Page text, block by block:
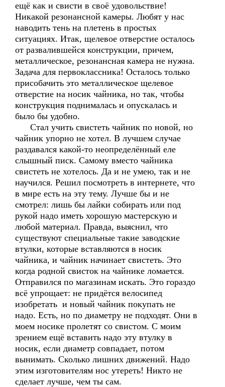
ещё как и свисти в своё удовольствие!
Никакой резонансной камеры. Любят у нас
наводить тень на плетень в простых
ситуациях. Итак, щелевое отверстие осталось
от развалившейся конструкции, причем,
металлическое, резонансная камера не нужна.
Задача для первоклассника! Осталось только
присобачить это металлическое щелевое
отверстие на носик чайника, но так, чтобы
конструкция поднималась и опускалась и
было бы удобно.
Стал учить свистеть чайник по новой, но
чайник упорно не хотел. В лучшем случае
раздавался какой-то неопределённый еле
слышный писк. Самому вместо чайника
свистеть не хотелось. Да и не умею, так и не
научился. Решил посмотреть в интернете, что
в мире есть на эту тему. Лучше бы и не
смотрел: лишь бы лайки собирать или под
рукой надо иметь хорошую мастерскую и
любой материал. Правда, выяснил, что
существуют специальные такие заводские
втулки, которые вставляются в носик
чайника, и чайник начинает свистеть. Это
когда родной свисток на чайнике ломается.
Отправился по магазинам искать. Это гораздо
всё упрощает: не придётся велосипед
изобретать и новый чайник покупать не
надо. Есть, но по диаметру не подходят. Они в
моем носике пролетят со свистом. С моим
зрением ещё вставить надо эту втулку в
носик, если диаметр совпадает, потом
вынимать. Сколько лишних движений. Надо
этим изготовителям нос утереть! Никто не
сделает лучше, чем ты сам.